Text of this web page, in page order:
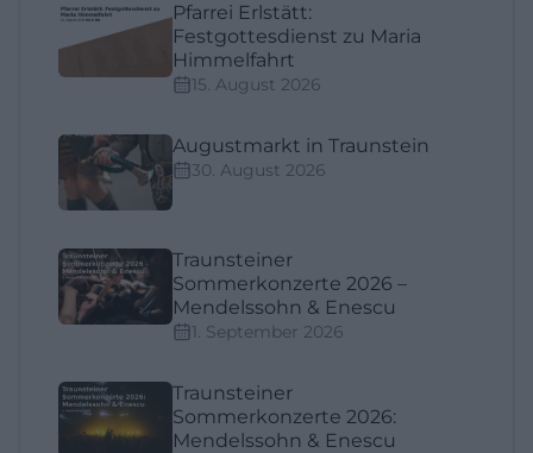
Pfarrei Erlstätt:
Festgottesdienst zu Maria
Himmelfahrt
15. August 2026
Augustmarkt in Traunstein
30. August 2026
Traunsteiner
Sommerkonzerte 2026 –
Mendelssohn & Enescu
1. September 2026
Traunsteiner
Sommerkonzerte 2026:
Mendelssohn & Enescu